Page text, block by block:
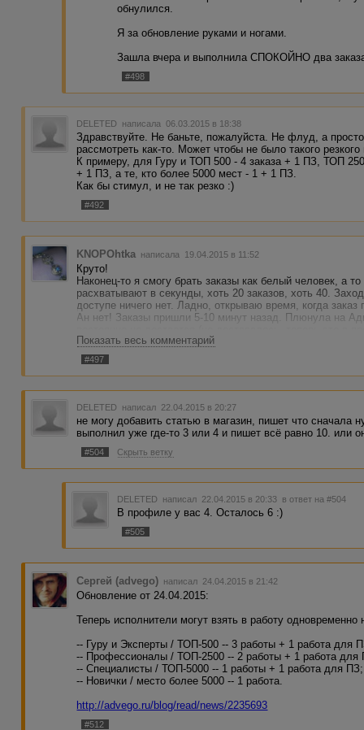
обнулился.
Я за обновление руками и ногами.
Зашла вчера и выполнила СПОКОЙНО два
#498
DELETED написала 06.03.2015 в 18:38
Здравствуйте. Не баньте, пожалуйста. Не флуд, а
рассмотреть как-то. Может чтобы не было такого
К примеру, для Гуру и ТОП 500 - 4 заказа + 1 ПЗ, ТОП
+ 1 ПЗ, а те, кто более 5000 мест - 1 + 1 ПЗ.
Как бы стимул, и не так резко :)
#492
KNOPOhtka написала 19.04.2015 в 11:52
Круто!
Наконец-то я смогу брать заказы как белый человек, а
расхватывают в секунды, хоть 20 заказов, хоть 40.
доступе ничего нет. Ладно, открываю время, когда
Ан нет! Заказы пришли 5-10 минут назад. Плюнула на
С таким хорошим обновлением снова буду на биржу
PS от меня лично - большое спасибо администрации.
Показать весь комментарий
#497
DELETED написал 22.04.2015 в 20:27
не могу добавить статью в магазин, пишет что сначала
выполнил уже где-то 3 или 4 и пишет всё равно 10. или
#504 Скрыть ветку
DELETED написал 22.04.2015 в 20:33 в ответ на #504
В профиле у вас 4. Осталось 6 :)
#505
Сергей (advego) написал 24.04.2015 в 21:42
Обновление от 24.04.2015:
Теперь исполнители могут взять в работу
-- Гуру и Эксперты / ТОП-500 -- 3 работы + 1 работа для
-- Профессионалы / ТОП-2500 -- 2 работы + 1 работа для
-- Специалисты / ТОП-5000 -- 1 работы + 1 работа для ПЗ;
-- Новички / место более 5000 -- 1 работа.
http://advego.ru/blog/read/news/2235693
#512